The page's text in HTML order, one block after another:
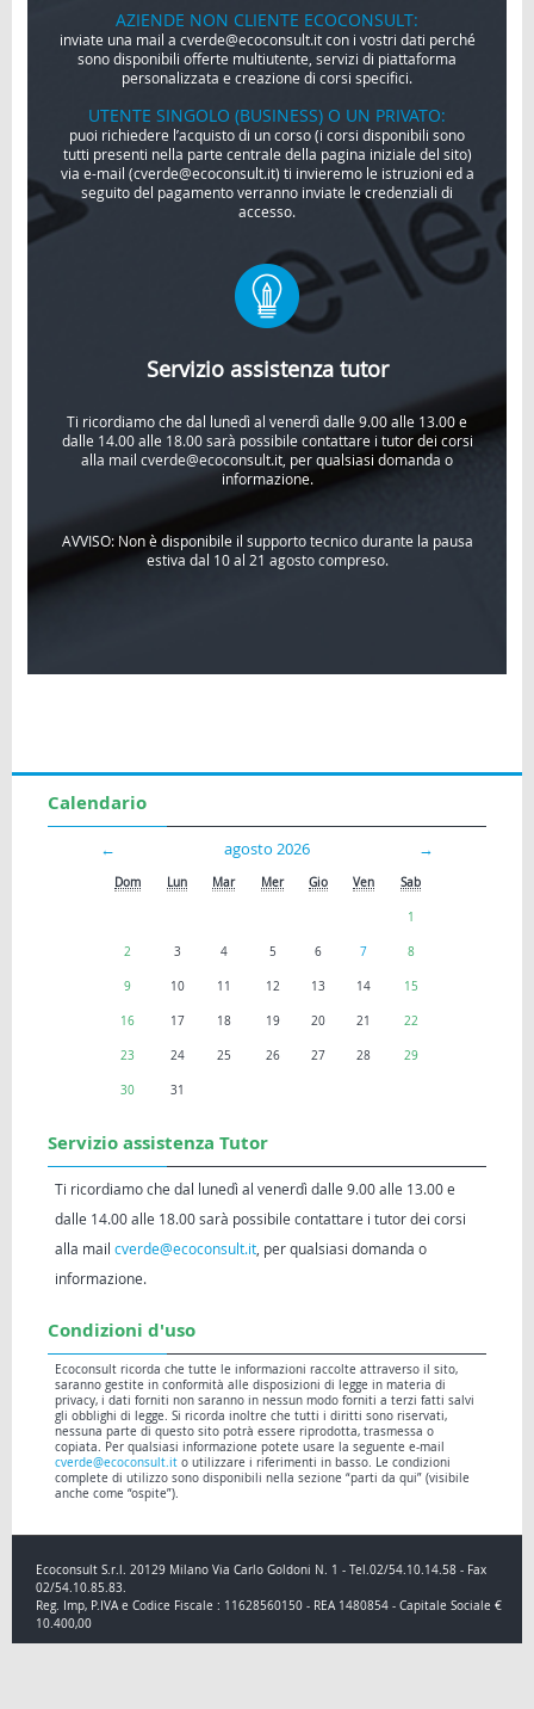
AZIENDE NON CLIENTE ECOCONSULT:
inviate una mail a cverde@ecoconsult.it con i vostri dati perché
sono disponibili offerte multiutente, servizi di piattaforma
personalizzata e creazione di corsi specifici.
UTENTE SINGOLO (BUSINESS) O UN PRIVATO:
puoi richiedere l’acquisto di un corso (i corsi disponibili sono
tutti presenti nella parte centrale della pagina iniziale del sito)
via e-mail (cverde@ecoconsult.it) ti invieremo le istruzioni ed a
seguito del pagamento verranno inviate le credenziali di
accesso.
Servizio assistenza tutor
Ti ricordiamo che dal lunedì al venerdì dalle 9.00 alle 13.00 e
dalle 14.00 alle 18.00 sarà possibile contattare i tutor dei corsi
alla mail cverde@ecoconsult.it, per qualsiasi domanda o
informazione.
AVVISO: Non è disponibile il supporto tecnico durante la pausa
estiva dal 10 al 21 agosto compreso.
Calendario
← agosto 2026 →
Dom Lun Mar Mer Gio Ven Sab
1
2 3 4 5 6 7 8
9 10 11 12 13 14 15
16 17 18 19 20 21 22
23 24 25 26 27 28 29
30 31
Servizio assistenza Tutor
Ti ricordiamo che dal lunedì al venerdì dalle 9.00 alle 13.00 e
dalle 14.00 alle 18.00 sarà possibile contattare i tutor dei corsi
alla mail cverde@ecoconsult.it, per qualsiasi domanda o
informazione.
Condizioni d'uso
Ecoconsult ricorda che tutte le informazioni raccolte attraverso il sito,
saranno gestite in conformità alle disposizioni di legge in materia di
privacy, i dati forniti non saranno in nessun modo forniti a terzi fatti salvi
gli obblighi di legge. Si ricorda inoltre che tutti i diritti sono riservati,
nessuna parte di questo sito potrà essere riprodotta, trasmessa o
copiata. Per qualsiasi informazione potete usare la seguente e-mail
cverde@ecoconsult.it o utilizzare i riferimenti in basso. Le condizioni
complete di utilizzo sono disponibili nella sezione “parti da qui” (visibile
anche come “ospite”).
Ecoconsult S.r.l. 20129 Milano Via Carlo Goldoni N. 1 - Tel.02/54.10.14.58 - Fax
02/54.10.85.83.
Reg. Imp, P.IVA e Codice Fiscale : 11628560150 - REA 1480854 - Capitale Sociale €
10.400,00